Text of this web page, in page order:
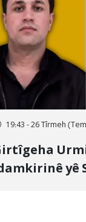
19:43 - 26 Tîrmeh
yê